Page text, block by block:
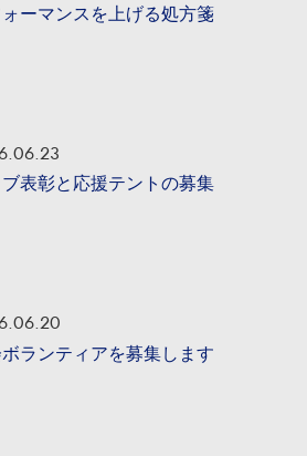
ーマンスを上げる処方箋
表彰と応援テントの募集
ランティアを募集します